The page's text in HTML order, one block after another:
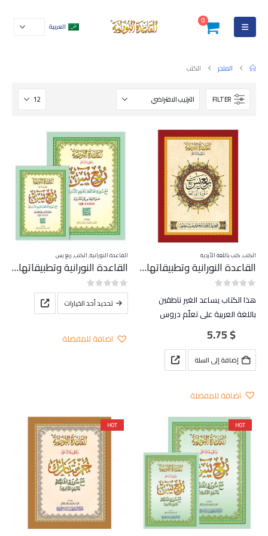
0
العربية
المتجر الكتب
FILTER
الكتب,كتب باللغة الأردية
القاعدة النورانية وتطبيقاتها على ربع يس – باللغة الأردية
هذا الكتاب يساعد الغير ناطقين
باللغة العربية على تعلّم دروس
القاعدة النورانيّة باللغة الأردية، كما
يقدم تطبيقات للقاعدة النورانيّة على
ربع يس
5.75$
إضافة إلى السلة
اضافة للمفضلة
القاعدة النورانية,الكتب,ربع يس
القاعدة النورانية وتطبيقاتها على ربع يس بتقنية QR CODE
0
out of 5
تحديد أحد الخياراتهناك
العديد
الأشكال
الخيارات
اضافة للمفضلة
HOT
HOT